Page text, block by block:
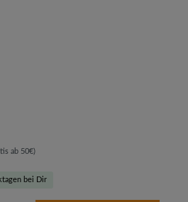
ab 50€)
bei Dir